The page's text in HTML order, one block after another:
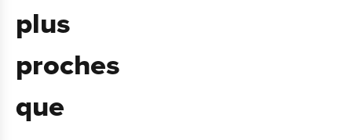
plus
proches
que